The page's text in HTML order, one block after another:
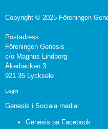
Copyright © 2025 Föreningen
Postadress:
Föreningen Genesis
c/o Magnus Lindborg
Åkerbacken 3
921 35 Lycksele
Login
Genesis i Sociala media:
Genesis på Facebook